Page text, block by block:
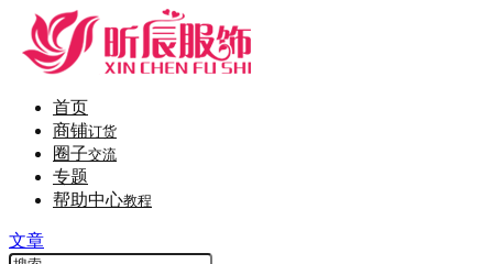
首页
商铺订货
圈子交流
专题
帮助中心教程
文章